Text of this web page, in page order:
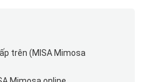
trên (MISA Mimosa